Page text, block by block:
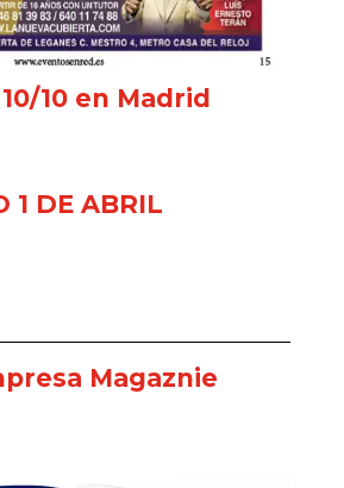
10 en Madrid
1 DE ABRIL
Magaznie